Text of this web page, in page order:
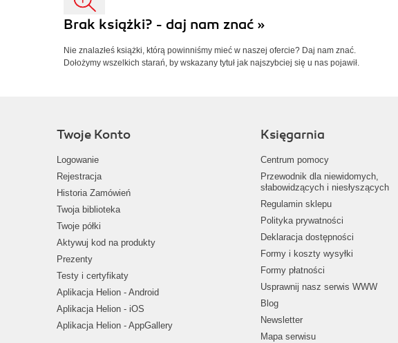
Brak książki? - daj nam znać »
Nie znalazłeś książki, którą powinniśmy mieć w naszej ofercie? Daj nam znać.
Dołożymy wszelkich starań, by wskazany tytuł jak najszybciej się u nas pojawił.
Twoje Konto
Logowanie
Rejestracja
Historia Zamówień
Twoja biblioteka
Twoje półki
Aktywuj kod na produkty
Prezenty
Testy i certyfikaty
Aplikacja Helion - Android
Aplikacja Helion - iOS
Aplikacja Helion - AppGallery
Księgarnia
Centrum pomocy
Przewodnik dla niewidomych,
słabowidzących i niesłyszących
Regulamin sklepu
Polityka prywatności
Deklaracja dostępności
Formy i koszty wysyłki
Formy płatności
Usprawnij nasz serwis WWW
Blog
Newsletter
Mapa serwisu